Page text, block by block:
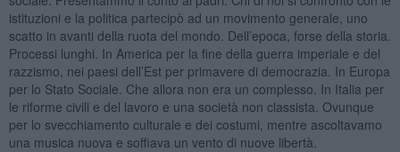
istituzioni e la politica partecipò ad un movimento generale, uno
scatto in avanti della ruota del mondo. Dell’epoca, forse della storia.
Processi lunghi. In America per la fine della guerra imperiale e del
razzismo, nei paesi dell’Est per primavere di democrazia. In Europa
per lo Stato Sociale. Che allora non era un complesso. In Italia per
le riforme civili e del lavoro e una società non classista. Ovunque
per lo svecchiamento culturale e dei costumi, mentre ascoltavamo
una musica nuova e soffiava un vento di nuove libertà.